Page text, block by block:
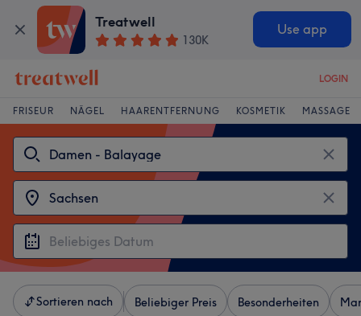
Treatwell
130K
Use app
LOGIN
FRISEUR NÄGEL HAARENTFERNUNG KOSMETIK MASSAGE
Sortieren nach Beliebiger Preis Besonderheiten